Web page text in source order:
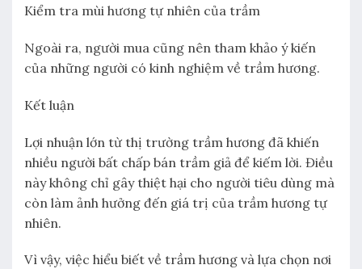
Kiểm tra mùi hương tự nhiên của trầm
Ngoài ra, người mua cũng nên tham khảo ý kiến
của những người có kinh nghiệm về trầm hương.
Kết luận
Lợi nhuận lớn từ thị trường trầm hương đã khiến
nhiều người bất chấp bán trầm giả để kiếm lời. Điều
này không chỉ gây thiệt hại cho người tiêu dùng mà
còn làm ảnh hưởng đến giá trị của trầm hương tự
nhiên.
Vì vậy, việc hiểu biết về trầm hương và lựa chọn nơi